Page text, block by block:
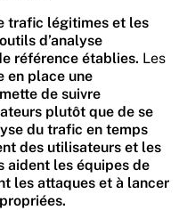
trafic légitimes et les
d’analyse
référence établies. Les
en place une
de suivre
plutôt que de se
du trafic en temps
des utilisateurs et les
aident les équipes de
les attaques et à lancer